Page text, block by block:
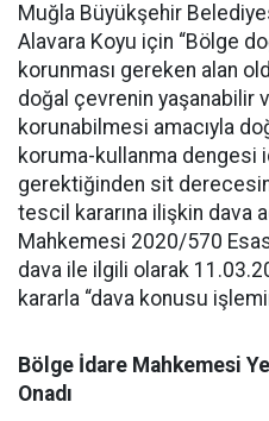
Muğla Büyükşehir
Alavara Koyu için “Bölge
korunması gereken alan
doğal çevrenin yaşanabilir
korunabilmesi amacıyla
koruma-kullanma dengesi
gerektiğinden sit
tescil kararına ilişkin dava
Mahkemesi 2020/570 Esas
dava ile ilgili olarak
kararla “dava konusu
Bölge İdare Mahkemesi
Onadı